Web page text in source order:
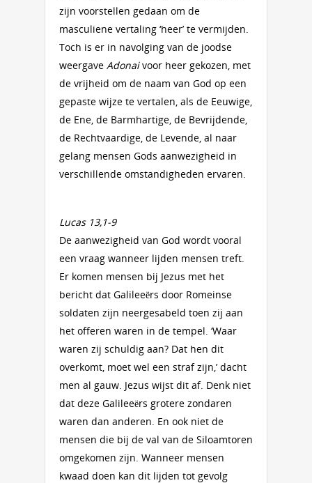
zijn voorstellen gedaan om de
masculiene vertaling ‘heer’ te vermijden.
Toch is er in navolging van de joodse
weergave Adonaivoor heer gekozen, met
de vrijheid om de naam van God op een
gepaste wijze te vertalen, als de Eeuwige,
de Ene, de Barmhartige, de Bevrijdende,
de Rechtvaardige, de Levende, al naar
gelang mensen Gods aanwezigheid in
verschillende omstandigheden ervaren.
Lucas 13,1-9
De aanwezigheid van God wordt vooral
een vraag wanneer lijden mensen treft.
Er komen mensen bij Jezus met het
bericht dat Galileeërs door Romeinse
soldaten zijn neergesabeld toen zij aan
het offeren waren in de tempel. ‘Waar
waren zij schuldig aan? Dat hen dit
overkomt, moet wel een straf zijn,’ dacht
men al gauw. Jezus wijst dit af. Denk niet
dat deze Galileeërs grotere zondaren
waren dan anderen. En ook niet de
mensen die bij de val van de Siloamtoren
omgekomen zijn. Wanneer mensen
kwaad doen kan dit lijden tot gevolg